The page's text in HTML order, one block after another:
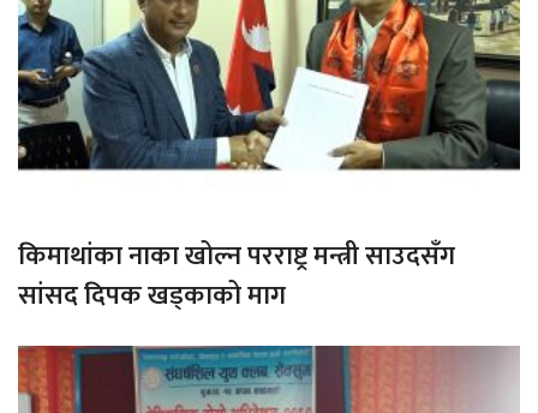
किमाथांका नाका खोल्न परराष्ट्र मन्त्री साउदसँग
सांसद दिपक खड्काको माग